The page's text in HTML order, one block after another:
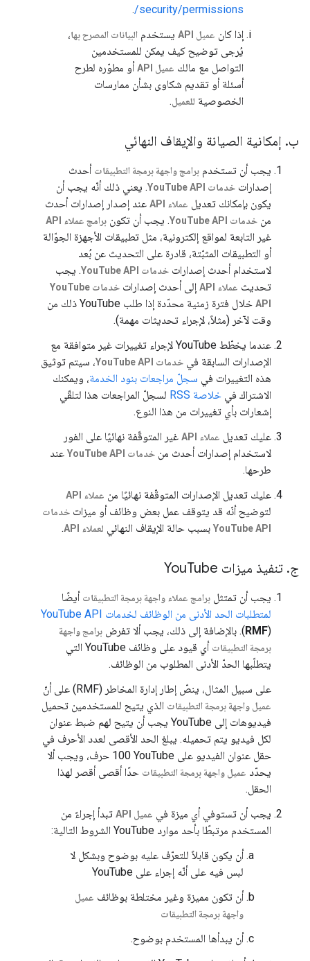
/security/permissions
.
إذا كان عميل API يستخدم البيانات المصرح بها،
يُرجى توضيح كيف يمكن للمستخدمين
التواصل مع مالك عميل API
أو مطوّره لطرح
أسئلة أو تقديم شكاوى بشأن ممارسات
الخصوصية للعميل .
ب. إمكانية الصيانة والإيقاف النهائي
يجب أن تستخدم برامج واجهة برمجة التطبيقات أحدث
إصدارات خدمات YouTube API
. يعني ذلك أنّه يجب أن
يكون بإمكانك تعديل عملاء API
عند إصدار إصدارات أحدث
من خدمات YouTube API . يجب أن تكون برامج عملاء API
غير التابعة لمواقع إلكترونية، مثل تطبيقات الأجهزة الجوّالة
أو التطبيقات المثبّتة، قادرة على التحديث عن بُعد
لاستخدام أحدث إصدارات خدمات YouTube API
. يجب
تحديث عملاء API إلى أحدث إصدارات
خدمات YouTube
API
خلال فترة زمنية محدّدة إذا طلب YouTube ذلك من
وقت لآخر (مثلاً، لإجراء تحديثات مهمة).
عندما يخطّط YouTube لإجراء تغييرات غير متوافقة مع
الإصدارات السابقة في خدمات YouTube API
، سيتم توثيق
هذه التغييرات في سجلّ مراجعات بنود الخدمة، ويمكنك
الاشتراك في خلاصة RSS
لسجلّ المراجعات هذا لتلقّي
إشعارات بأي تغييرات من هذا النوع.
عليك تعديل عملاء API
غير المتوقّفة نهائيًا على الفور
لاستخدام إصدارات أحدث من خدمات YouTube API
عند
طرحها.
عليك تعديل الإصدارات المتوقّفة نهائيًا من عملاء API
لتوضيح أنّه قد يتوقف عمل بعض وظائف أو ميزات خدمات
YouTube API بسبب حالة الإيقاف النهائي لعملاء API .
ج. تنفيذ ميزات You Tube
يجب أن تمتثل برامج عملاء واجهة برمجة التطبيقات أيضًا
لمتطلبات الحد الأدنى من الوظائف لخدمات YouTube API
(RMF). بالإضافة إلى ذلك، يجب ألا تفرض
برامج واجهة
برمجة التطبيقات
أي قيود على وظائف YouTube التي
يتطلّبها الحدّ الأدنى المطلوب من الوظائف.
على سبيل المثال، ينصّ إطار إدارة المخاطر (RMF) على أنّ
عميل واجهة برمجة التطبيقات الذي يتيح للمستخدمين تحميل
فيديوهات إلى YouTube يجب أن يتيح لهم ضبط عنوان
لكل فيديو يتم تحميله. يبلغ الحد الأقصى لعدد الأحرف في
حقل عنوان الفيديو على YouTube ‏100 حرف، ويجب ألا
يحدّد عميل واجهة برمجة التطبيقات حدًا أقصى أقصر لهذا
الحقل.
يجب أن تستوفي أي ميزة في عميل API
تبدأ إجراءً من
المستخدم مرتبطًا بأحد موارد YouTube الشروط التالية:
أن يكون قابلاً للتعرّف عليه بوضوح وبشكل لا
لبس فيه على أنّه إجراء على YouTube
أن تكون مميزة وغير مختلطة بوظائف عميل
واجهة برمجة التطبيقات
أن يبدأها المستخدم بوضوح.